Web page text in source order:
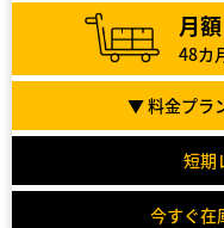
月額
48カ
▼ 料金プラ
短期
今すぐ在